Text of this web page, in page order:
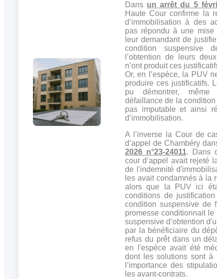
Dans un arrêt du 5
Haute Cour confirme la
d’immobilisation à des
pas répondu à une
leur demandant de
condition suspensive
l’obtention de leurs
n’ont produit ces
Or, en l’espèce, la PUV
produire ces justificatifs.
pu démontrer,
défaillance de la
pas imputable et ainsi
d’immobilisation.
A l’inverse la Cour de
d’appel de Chambéry
2026 n°23-24011. Dans
cour d’appel avait rejeté
de l'indemnité
les avait condamnés à la
alors que la PUV ici
conditions de
condition suspensive de
promesse conditionnait
suspensive d’obtention
par la bénéficiaire du
refus du prêt dans un
en l'espèce avait été
dont les solutions sont à
l’importance des
les avant-contrats.